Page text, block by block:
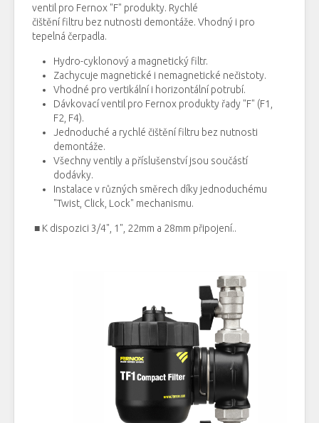
ventil pro Fernox "F" produkty. Rychlé
čištění filtru bez nutnosti demontáže. Vhodný i pro
tepelná čerpadla.
Hydro-cyklonový a magnetický filtr.
Zachycuje magnetické i nemagnetické nečistoty.
Vhodné pro vertikální i horizontální potrubí.
Dávkovacíventil pro Fernox produkty řady "F" (F1
F2 F4).
Jednoduché a rychlé čištění filtru bez nutnosti
demontáže.
Všechnyventily a příslušenství jsou součástí
dodávky.
Instalace v různých směrech díky jednoduchému
"Twist Click Lock" mechanismu.
■ K dispozici 3/4", 1", 22mm a 28mm připojení..